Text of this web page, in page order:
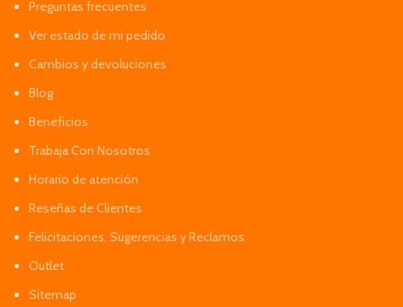
Preguntas frecuentes
Ver estado de mi pedido
Cambios y devoluciones
Blog
Beneficios
Trabaja Con Nosotros
Horario de atención
Reseñas de Clientes
Felicitaciones, Sugerencias y Reclamos
Outlet
Sitemap